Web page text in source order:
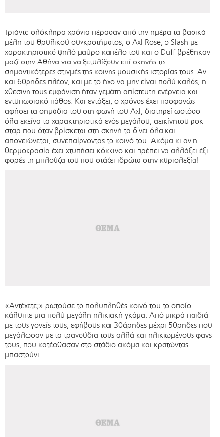
Τριάντα ολόκληρα χρόνια πέρασαν από την ημέρα τα βασικά
μέλη του θρυλικού συγκροτήματος, ο Axl Rose, ο Slash με
χαρακτηριστικό ψηλό μαύρο καπέλο του και ο Duff βρέθηκαν
μαζί στην Αθήνα για να ξετυλίξουν επί σκηνής τις
σημαντικότερες στιγμές της κοινής μουσικής ιστορίας τους. Αν
και 60ρηδες πλέον, και με το ήχο να μην είναι πολύ καλός, η
χθεσινή τους εμφάνιση ήταν γεμάτη απίστευτη ενέργεια και
εντυπωσιακό πάθος. Και εντάξει, ο χρόνος έχει προφανώς
αφήσει τα σημάδια του στη φωνή του Axl, διατηρεί ωστόσο
όλα εκείνα τα χαρακτηριστικά ενός μεγάλου, αεικίνητου ροκ
σταρ που όταν βρίσκεται στη σκηνή τα δίνει όλα και
απογειώνεται, συνεπαίρνοντας το κοινό του. Ακόμα κι αν η
θερμοκρασία έχει χτυπήσει κόκκινο και πρέπει να αλλάξει έξι
φορές τη μπλούζα του που στάζει ιδρώτα στην κυριολεξία!
«Αντέχετε;» ρωτούσε το πολυπληθές κοινό του το οποίο
κάλυπτε μια πολύ μεγάλη ηλικιακή γκάμα. Από μικρά παιδιά
με τους γονείς τους, εφήβους και 30άρηδες μέχρι 50ρηδες που
μεγάλωσαν με τα τραγούδια τους αλλά και ηλικιωμένους φανς
τους, που κατέφθασαν στο στάδιο ακόμα και κρατώντας
μπαστούνι.